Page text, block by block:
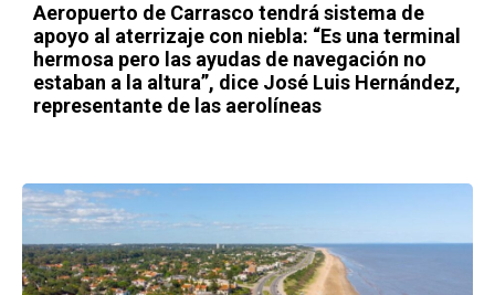
Aeropuerto de Carrasco tendrá sistema de
apoyo al aterrizaje con niebla: “Es una terminal
hermosa pero las ayudas de navegación no
estaban a la altura”, dice José Luis Hernández,
representante de las aerolíneas